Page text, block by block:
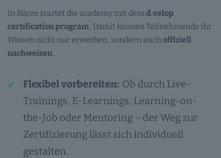
In Kürze startet die academy mit demd.velop
certification program. Damit können Teilnehmende ihr
Wissen nicht nur erwerben, sondern auchoffiziell
nachweisen.
Flexibel vorbereiten: Ob durch Live-
Trainings, E-Learnings, Learning-on-
the-Job oder Mentoring – der Weg zur
Zertifizierung lässt sich individuell
gestalten.